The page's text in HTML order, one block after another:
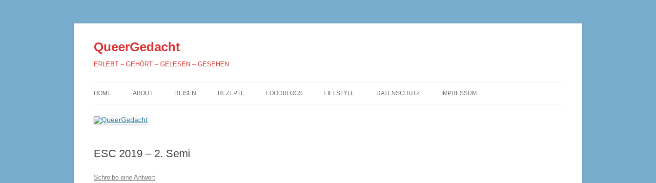
QueerGedacht
ERLEBT – GEHÖRT – GELESEN – GESEHEN
zum
HOME ABOUT REISEN REZEPTE FOODBLOGS LIFESTYLE DATENSCHUTZ IMPRESSUM
ESC 2019 – 2. Semi
Schreibe eine Antwort